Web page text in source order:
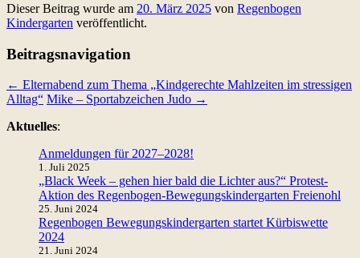
Dieser Beitrag wurde am 20. März 2025 von Regenbogen
Kindergarten veröffentlicht.
Beitragsnavigation
← Elternabend zum Thema „Kindgerechte Mahlzeiten im stressigen
Alltag“ Mike – Sportabzeichen Judo →
Aktuelles:
Anmeldungen für 2027–2028!
1. Juli 2025
„Black Week – gehen hier bald die Lichter aus?“ Protest-
Aktion des Regenbogen-Bewegungskindergarten Freienohl
25. Juni 2024
Regenbogen Bewegungskindergarten startet Kürbiswette
2024
21. Juni 2024